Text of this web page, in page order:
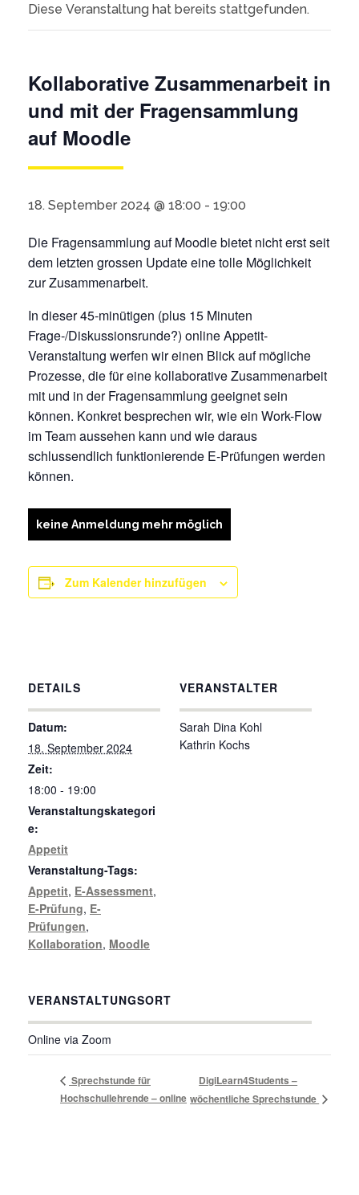
Diese Veranstaltung hat bereits stattgefunden.
Kollaborative Zusammenarbeit in
und mit der Fragensammlung
auf Moodle
18. September 2024 @ 18:00 - 19:00
Die Fragensammlung auf Moodle bietet nicht erst seit
dem letzten grossen Update eine tolle Möglichkeit
zur Zusammenarbeit.
In dieser 45-minütigen (plus 15 Minuten
Frage-/Diskussionsrunde?) online Appetit-
Veranstaltung werfen wir einen Blick auf mögliche
Prozesse, die für eine kollaborative Zusammenarbeit
mit und in der Fragensammlung geeignet sein
können. Konkret besprechen wir, wie ein Work-Flow
im Team aussehen kann und wie daraus
schlussendlich funktionierende E-Prüfungen werden
können.
keine Anmeldung mehr möglich
Zum Kalender hinzufügen
DETAILS
Datum:
18. September 2024
Zeit:
18:00 - 19:00
Veranstaltungskategori
e:
Appetit
Veranstaltung-Tags:
Appetit, E-Assessment,
E-Prüfung, E-
Prüfungen,
Kollaboration, Moodle
VERANSTALTUNGSORT
Online via Zoom
VERANSTALTER
Sarah Dina Kohl
Kathrin Kochs
Sprechstunde für
Hochschullehrende – online
DigiLearn4Students –
wöchentliche Sprechstunde